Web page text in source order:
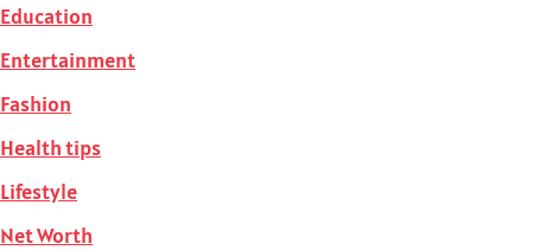
Education
Entertainment
Fashion
Health tips
Lifestyle
Net Worth